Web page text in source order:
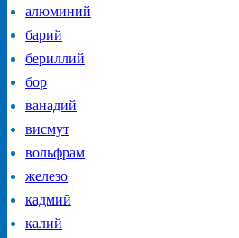
алюминий
барий
бериллий
бор
ванадий
висмут
вольфрам
железо
кадмий
калий